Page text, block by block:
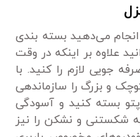
می‌دهید بسته بندی
علاوه بر اینکه در وقت
جویی لازم را کنید. با
و بزرگ را سازماندهی
بسته کنید و آسودگی
شکستنی و نشکن را نیز